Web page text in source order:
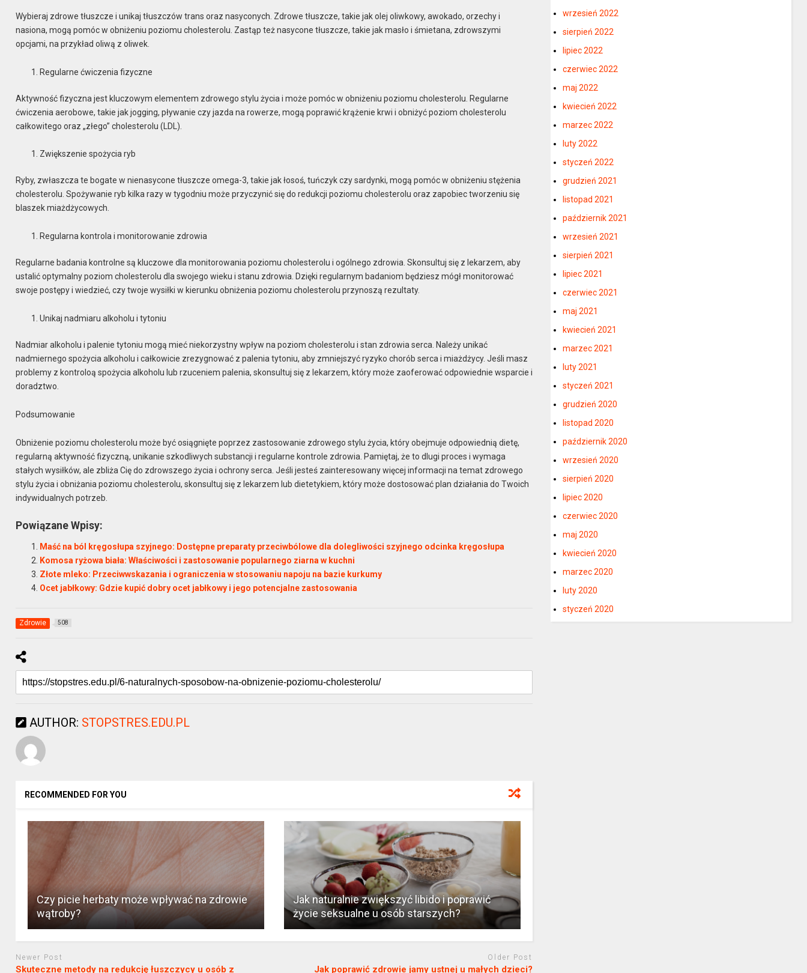
Wybieraj zdrowe tłuszcze i unikaj tłuszczów trans oraz nasyconych. Zdrowe tłuszcze, takie jak olej oliwkowy, awokado, orzechy i
nasiona, mogą pomóc w obniżeniu poziomu cholesterolu. Zastąp też nasycone tłuszcze, takie jak masło i śmietana, zdrowszymi
opcjami, na przykład oliwą z oliwek.
Regularne ćwiczenia fizyczne
Aktywność fizyczna jest kluczowym elementem zdrowego stylu życia i może pomóc w obniżeniu poziomu cholesterolu. Regularne
ćwiczenia aerobowe, takie jak jogging, pływanie czy jazda na rowerze, mogą poprawić krążenie krwi i obniżyć poziom cholesterolu
całkowitego oraz „złego” cholesterolu (LDL).
Zwiększenie spożycia ryb
Ryby, zwłaszcza te bogate w nienasycone tłuszcze omega-3, takie jak łosoś, tuńczyk czy sardynki, mogą pomóc w obniżeniu stężenia
cholesterolu. Spożywanie ryb kilka razy w tygodniu może przyczynić się do redukcji poziomu cholesterolu oraz zapobiec tworzeniu się
blaszek miażdżycowych.
Regularna kontrola i monitorowanie zdrowia
Regularne badania kontrolne są kluczowe dla monitorowania poziomu cholesterolu i ogólnego zdrowia. Skonsultuj się z lekarzem, aby
ustalić optymalny poziom cholesterolu dla swojego wieku i stanu zdrowia. Dzięki regularnym badaniom będziesz mógł monitorować
swoje postępy i wiedzieć, czy twoje wysiłki w kierunku obniżenia poziomu cholesterolu przynoszą rezultaty.
Unikaj nadmiaru alkoholu i tytoniu
Nadmiar alkoholu i palenie tytoniu mogą mieć niekorzystny wpływ na poziom cholesterolu i stan zdrowia serca. Należy unikać
nadmiernego spożycia alkoholu i całkowicie zrezygnować z palenia tytoniu, aby zmniejszyć ryzyko chorób serca i miażdżycy. Jeśli masz
problemy z kontroloą spożycia alkoholu lub rzuceniem palenia, skonsultuj się z lekarzem, który może zaoferować odpowiednie wsparcie i
doradztwo.
Podsumowanie
Obniżenie poziomu cholesterolu może być osiągnięte poprzez zastosowanie zdrowego stylu życia, który obejmuje odpowiednią dietę,
regularną aktywność fizyczną, unikanie szkodliwych substancji i regularne kontrole zdrowia. Pamiętaj, że to dlugi proces i wymaga
stałych wysiłków, ale zbliża Cię do zdrowszego życia i ochrony serca. Jeśli jesteś zainteresowany więcej informacji na temat zdrowego
stylu życia i obniżania poziomu cholesterolu, skonsultuj się z lekarzem lub dietetykiem, który może dostosować plan działania do Twoich
indywidualnych potrzeb.
Powiązane Wpisy:
Maść na ból kręgosłupa szyjnego: Dostępne preparaty przeciwbólowe dla dolegliwości szyjnego odcinka kręgosłupa
Komosa ryżowa biała: Właściwości i zastosowanie popularnego ziarna w kuchni
Złote mleko: Przeciwwskazania i ograniczenia w stosowaniu napoju na bazie kurkumy
Ocet jabłkowy: Gdzie kupić dobry ocet jabłkowy i jego potencjalne zastosowania
Zdrowie 508
AUTHOR: STOPSTRES.EDU.PL
RECOMMENDED FOR YOU
Czy picie herbaty może wpływać na zdrowie
wątroby?
Jak naturalnie zwiększyć libido i poprawić
życie seksualne u osób starszych?
Newer Post
Skuteczne metody na redukcję łuszczycy u osób z
Older Post
Jak poprawić zdrowie jamy ustnej u małych dzieci?
wrzesień 2022
sierpień 2022
lipiec 2022
czerwiec 2022
maj 2022
kwiecień 2022
marzec 2022
luty 2022
styczeń 2022
grudzień 2021
listopad 2021
październik 2021
wrzesień 2021
sierpień 2021
lipiec 2021
czerwiec 2021
maj 2021
kwiecień 2021
marzec 2021
luty 2021
styczeń 2021
grudzień 2020
listopad 2020
październik 2020
wrzesień 2020
sierpień 2020
lipiec 2020
czerwiec 2020
maj 2020
kwiecień 2020
marzec 2020
luty 2020
styczeń 2020